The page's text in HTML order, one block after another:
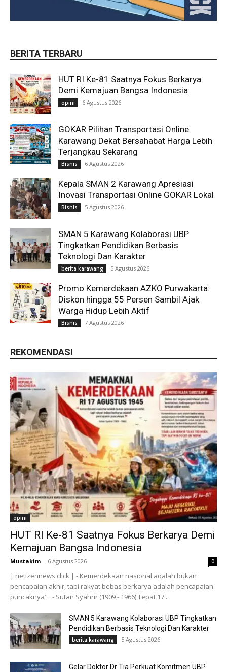
BERITA TERBARU
HUT RI Ke-81 Saatnya Fokus Berkarya
Demi Kemajuan Bangsa Indonesia
opini 6 Agustus 2026
GOKAR Pilihan Transportasi Online
Karawang Dekat Bersahabat Harga Lebih
Terjangkau Sekarang
Bisnis 6 Agustus 2026
Kepala SMAN 2 Karawang Apresiasi
Inovasi Transportasi Online GOKAR Lokal
Bisnis 5 Agustus 2026
SMAN 5 Karawang Kolaborasi UBP
Tingkatkan Pendidikan Berbasis
Teknologi Dan Karakter
berita karawang 5 Agustus 2026
Promo Kemerdekaan AZKO Purwakarta:
Diskon hingga 55 Persen Sambil Ajak
Warga Hidup Lebih Aktif
Bisnis 7 Agustus 2026
REKOMENDASI
opini
HUT RI Ke-81 Saatnya Fokus Berkarya Demi
Kemajuan Bangsa Indonesia
Mustakim - 6 Agustus 2026 0
| netizennews.click | - Kemerdekaan nasional adalah bukan
pencapaian akhir, tapi rakyat bebas berkarya adalah pencapaian
puncaknya"_ - Sutan Syahrir (1909 - 1966) Tepat 17...
SMAN 5 Karawang Kolaborasi UBP Tingkatkan
Pendidikan Berbasis Teknologi Dan Karakter
berita karawang 5 Agustus 2026
Gelar Doktor Dr Tia Perkuat Komitmen UBP